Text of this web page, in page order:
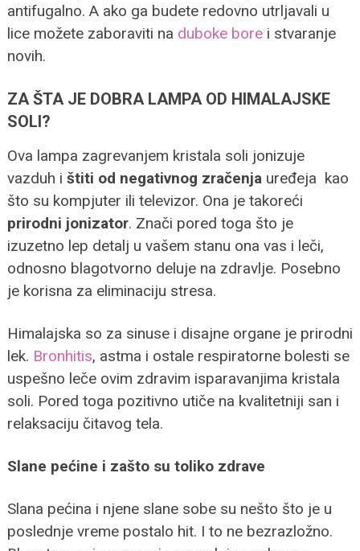
antifugalno. A ako ga budete redovno utrljavali u
lice možete zaboraviti na duboke borei stvaranje
novih.
ZA ŠTA JE DOBRA LAMPA OD HIMALAJSKE
SOLI?
Ova lampa zagrevanjem kristala soli jonizuje
vazduh i štiti od negativnog zračenjauređeja kao
što su kompjuter ili televizor. Ona je takoreći
prirodni jonizator. Znači pored toga što je
izuzetno lep detalj u vašem stanu ona vas i leči,
odnosno blagotvorno deluje na zdravlje. Posebno
je korisna za eliminaciju stresa.
Himalajska so za sinuse i disajne organe je prirodni
lek. Bronhitis, astma i ostale respiratorne bolesti se
uspešno leče ovim zdravim isparavanjima kristala
soli. Pored toga pozitivno utiče na kvalitetniji san i
relaksaciju čitavog tela.
Slane pećine i zašto su toliko zdrave
Slana pećina i njene slane sobe su nešto što je u
poslednje vreme postalo hit. I to ne bezrazložno.